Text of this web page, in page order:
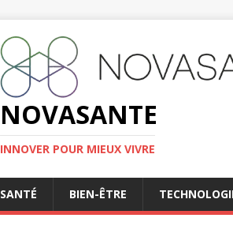
NOVASANTE
INNOVER POUR MIEUX VIVRE
SANTÉ BIEN-ÊTRE